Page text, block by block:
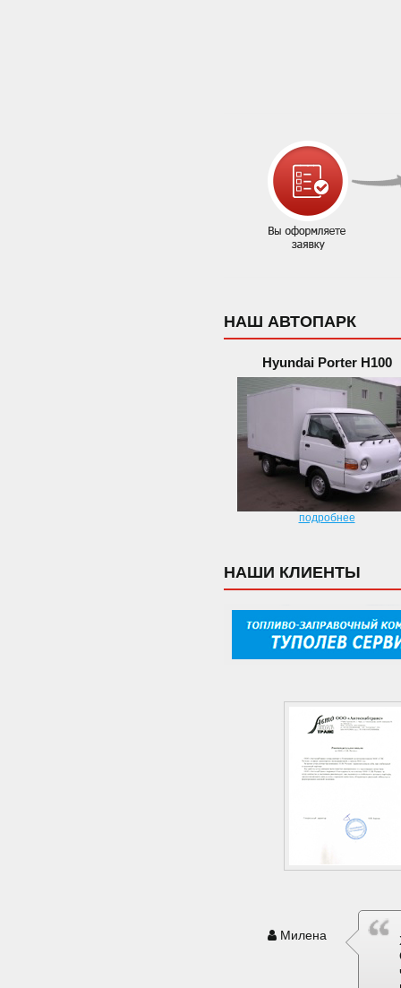
НАШ АВТОПАРК
Hyundai Porter H100
подробнее
НАШИ КЛИЕНТЫ
Милена